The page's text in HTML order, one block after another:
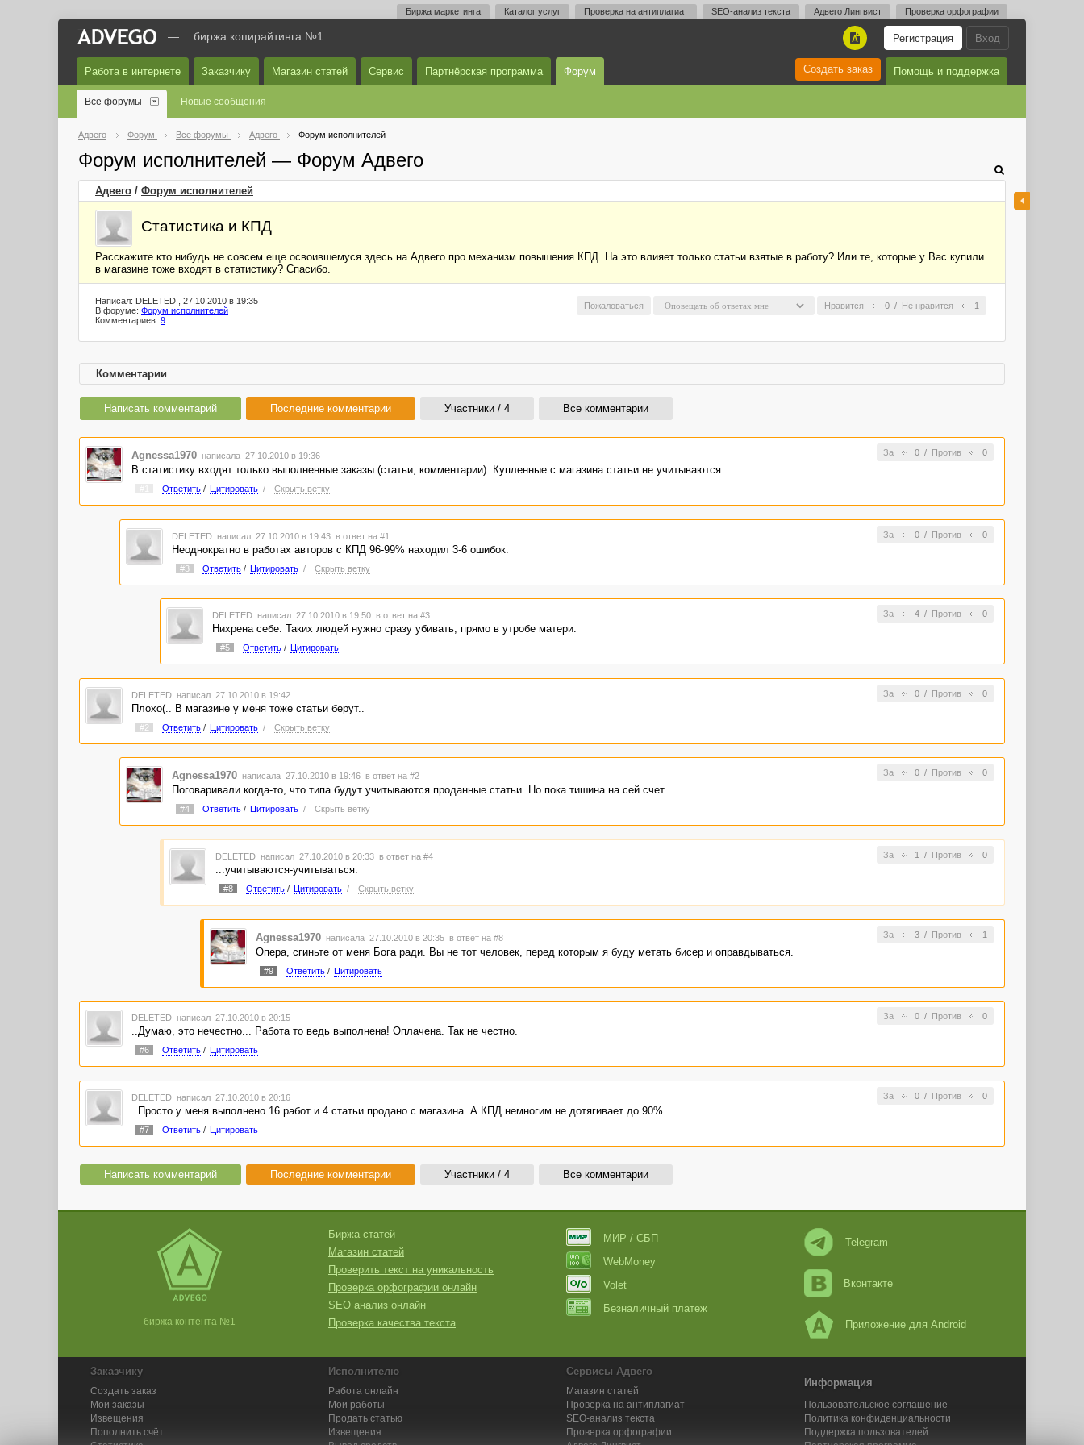
Биржа маркетинга Каталог услуг Проверка на антиплагиат SEO-анализ текста Адвего Лингвист Проверка орфографии
Вход
Регистрация
A
— биржа копирайтинга №1
Работа в интернете Заказчику Магазин статей Сервис Партнёрская программа Форум Помощь и поддержка
Создать заказ
Все форумы Новые сообщения
Адвего Форум Все форумы Адвего Форум исполнителей
Форум исполнителей — Форум Адвего
Адвего / Форум исполнителей
Статистика и КПД
Расскажите кто нибудь не совсем еще освоившемуся здесь на Адвего про механизм повышения КПД. На это влияет только статьи взятые в работу? Или те, которые у Вас купили
в магазине тоже входят в статистику? Спасибо.
Нравится 0 / Не нравится 1
Пожаловаться
Написал: DELETED , 27.10.2010 в 19:35
В форуме: Форум исполнителей
Комментариев: 9
Комментарии
Написать комментарий Последние комментарии Участники / 4 Все комментарии
За 0/ Против 0
Agnessa1970 написала 27.10.2010 в 19:36
В статистику входят только выполненные заказы (статьи, комментарии). Купленные с магазина статьи не учитываются.
Ответить/ Цитировать / Скрыть ветку
За 0/ Против 0
DELETED написал 27.10.2010 в 19:43 в ответ на #1
Неоднократно в работах авторов с КПД 96-99% находил 3-6 ошибок.
#3 Ответить/ Цитировать / Скрыть ветку
За 4/ Против 0
DELETED написал 27.10.2010 в 19:50 в ответ на #3
Нихрена себе. Таких людей нужно сразу убивать, прямо в утробе матери.
#5 Ответить/ Цитировать
За 0/ Против 0
DELETED написал 27.10.2010 в 19:42
Плохо(.. В магазине у меня тоже статьи берут..
#2 Ответить/ Цитировать / Скрыть ветку
За 0/ Против 0
Agnessa1970 написала 27.10.2010 в 19:46 в ответ на #2
Поговаривали когда-то, что типа будут учитываются проданные статьи. Но пока тишина на сей счет.
#4 Ответить/ Цитировать / Скрыть ветку
За 1 / Против 0
DELETED написал 27.10.2010 в 20:33 в ответ на #4
...учитываются-учитываться.
#8 Ответить/ Цитировать / Скрыть ветку
За 3/ Против 1
Agnessa1970 написала 27.10.2010 в 20:35 в ответ на #8
Опера, сгиньте от меня Бога ради. Вы не тот человек, перед которым я буду метать бисер и оправдываться.
#9 Ответить/ Цитировать
За 0/ Против 0
DELETED написал 27.10.2010 в 20:15
..Думаю, это нечестно... Работа то ведь выполнена! Оплачена. Так не честно.
#6 Ответить/ Цитировать
За 0/ Против 0
DELETED написал 27.10.2010 в 20:16
..Просто у меня выполнено 16 работ и 4 статьи продано с магазина. А КПД немногим не дотягивает до 90%
#7 Ответить/ Цитировать
Написать комментарий Последние комментарии Участники / 4 Все комментарии
биржа контента №1
Биржа статей
Магазин статей
Проверить текст на уникальность
Проверка орфографии онлайн
SEO анализ онлайн
Проверка качества текста
МИР / СБП
WebMoney
Volet
Безналичный платеж
Telegram
Вконтакте
Приложение для Android
Заказчику
Создать заказ
Мои заказы
Извещения
Пополнить счёт
Исполнителю
Работа онлайн
Мои работы
Продать статью
Извещения
Сервисы Адвего
Магазин статей
Проверка на антиплагиат
SEO-анализ текста
Проверка орфографии
Информация
Пользовательское соглашение
Политика конфиденциальности
Поддержка пользователей